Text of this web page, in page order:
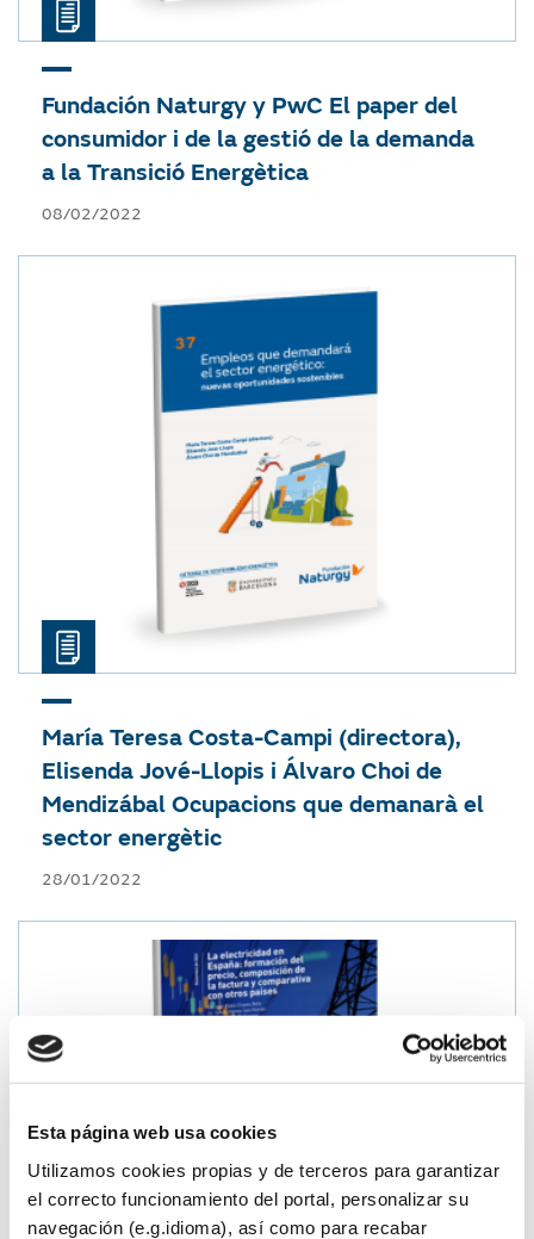
Esta página web usa cookies
Utilizamos cookies propias y de terceros para garantizar
el correcto funcionamiento del portal, personalizar su
navegación (e.g.idioma), así como para recabar
Fundación Naturgy y PwC El paper del
consumidor i de la gestió de la demanda
a la Transició Energètica
08/02/2022
María Teresa Costa-Campi (directora),
Elisenda Jové-Llopis i Álvaro Choi de
Mendizábal Ocupacions que demanarà el
sector energètic
28/01/2022